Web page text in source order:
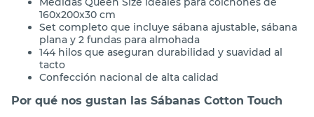
160x200x30 cm
Set completo que incluye sábana ajustable, sábana
plana y 2 fundas para almohada
144 hilos que aseguran durabilidad y suavidad al
tacto
Confección nacional de alta calidad
Por qué nos gustan las Sábanas Cotton Touch